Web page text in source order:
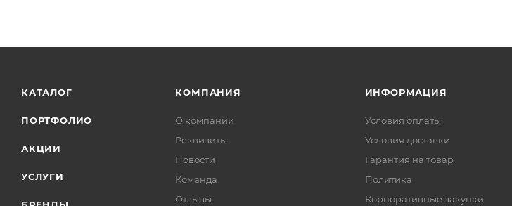
КАТАЛОГ
ПОРТФОЛИО
АКЦИИ
УСЛУГИ
КОМПАНИЯ
О компании
Реквизиты
Новости
Команда
Отзывы
ИНФОРМАЦИЯ
Условия оплаты
Условия доставки
Гарантия на товар
Политика
Корпоративные закупки